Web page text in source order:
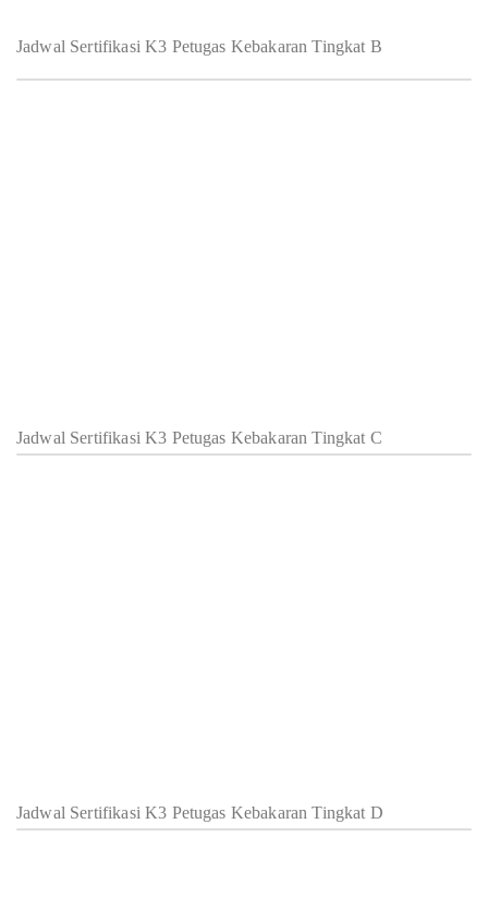
Jadwal Sertifikasi K3 Petugas Kebakaran Tingkat B
Jadwal Sertifikasi K3 Petugas Kebakaran Tingkat C
Jadwal Sertifikasi K3 Petugas Kebakaran Tingkat D